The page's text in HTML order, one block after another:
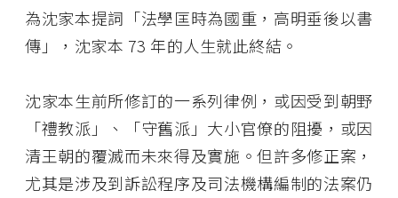
為沈家本提詞「法學匡時為國重，高明垂後以書
傳」，沈家本 73 年的人生就此終結。
沈家本生前所修訂的一系列律例，或因受到朝野
「禮教派」、「守舊派」大小官僚的阻擾，或因
清王朝的覆滅而未來得及實施。但許多修正案，
尤其是涉及到訴訟程序及司法機構編制的法案仍